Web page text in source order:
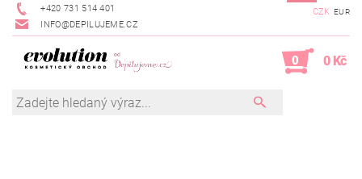
+420 731 514 401
INFO@DEPILUJEME.CZ
CZK EUR
0 0 Kč